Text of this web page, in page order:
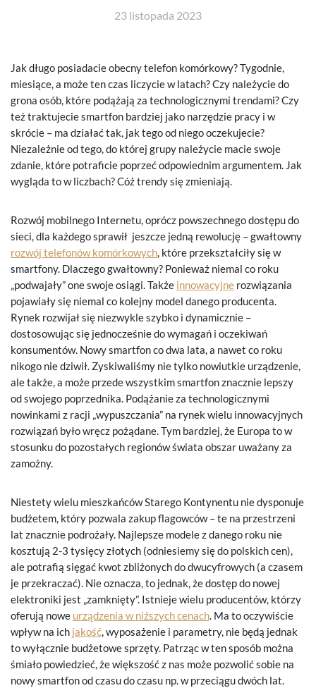
23 listopada 2023
Jak długo posiadacie obecny telefon komórkowy? Tygodnie,
miesiące, a może ten czas liczycie w latach? Czy należycie do
grona osób, które podążają za technologicznymi trendami? Czy
też traktujecie smartfon bardziej jako narzędzie pracy i w
skrócie – ma działać tak, jak tego od niego oczekujecie?
Niezależnie od tego, do której grupy należycie macie swoje
zdanie, które potraficie poprzeć odpowiednim argumentem. Jak
wygląda to w liczbach? Cóż trendy się zmieniają.
Rozwój mobilnego Internetu, oprócz powszechnego dostępu do
sieci, dla każdego sprawił jeszcze jedną rewolucję – gwałtowny
rozwój telefonów komórkowych, które przekształciły się w
smartfony. Dlaczego gwałtowny? Ponieważ niemal co roku
„podwajały” one swoje osiągi. Także innowacyjne rozwiązania
pojawiały się niemal co kolejny model danego producenta.
Rynek rozwijał się niezwykle szybko i dynamicznie –
dostosowując się jednocześnie do wymagań i oczekiwań
konsumentów. Nowy smartfon co dwa lata, a nawet co roku
nikogo nie dziwił. Zyskiwaliśmy nie tylko nowiutkie urządzenie,
ale także, a może przede wszystkim smartfon znacznie lepszy
od swojego poprzednika. Podążanie za technologicznymi
nowinkami z racji „wypuszczania” na rynek wielu innowacyjnych
rozwiązań było wręcz pożądane. Tym bardziej, że Europa to w
stosunku do pozostałych regionów świata obszar uważany za
zamożny.
Niestety wielu mieszkańców Starego Kontynentu nie dysponuje
budżetem, który pozwala zakup flagowców – te na przestrzeni
lat znacznie podrożały. Najlepsze modele z danego roku nie
kosztują 2-3 tysięcy złotych (odniesiemy się do polskich cen),
ale potrafią sięgać kwot zbliżonych do dwucyfrowych (a czasem
je przekraczać). Nie oznacza, to jednak, że dostęp do nowej
elektroniki jest „zamknięty”. Istnieje wielu producentów, którzy
oferują nowe urządzenia w niższych cenach. Ma to oczywiście
wpływ na ich jakość, wyposażenie i parametry, nie będą jednak
to wyłącznie budżetowe sprzęty. Patrząc w ten sposób można
śmiało powiedzieć, że większość z nas może pozwolić sobie na
nowy smartfon od czasu do czasu np. w przeciągu dwóch lat.